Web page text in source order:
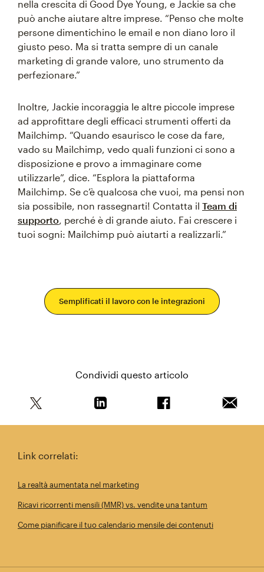
nella crescita di Good Dye Young, e Jackie sa che
può anche aiutare altre imprese. “Penso che molte
persone dimentichino le email e non diano loro il
giusto peso. Ma si tratta sempre di un canale
marketing di grande valore, uno strumento da
perfezionare.”
Inoltre, Jackie incoraggia le altre piccole imprese
ad approfittare degli efficaci strumenti offerti da
Mailchimp. “Quando esaurisco le cose da fare,
vado su Mailchimp, vedo quali funzioni ci sono a
disposizione e provo a immaginare come
utilizzarle”, dice. “Esplora la piattaforma
Mailchimp. Se c’è qualcosa che vuoi, ma pensi non
sia possibile, non rassegnarti! Contatta il Team di
supporto, perché è di grande aiuto. Fai crescere i
tuoi sogni: Mailchimp può aiutarti a realizzarli.”
Semplificati il lavoro con le integrazioni
Condividi questo articolo
Link correlati:
La realtà aumentata nel marketing
Ricavi ricorrenti mensili (MMR) vs. vendite una tantum
Come pianificare il tuo calendario mensile dei contenuti